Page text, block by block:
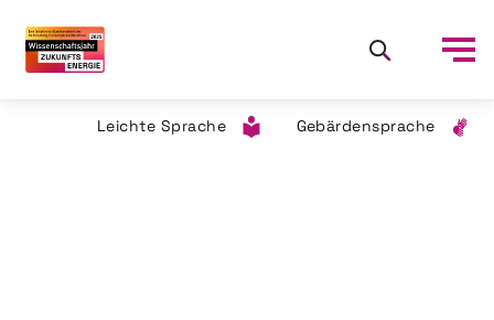
Leichte Sprache Gebärdensprache